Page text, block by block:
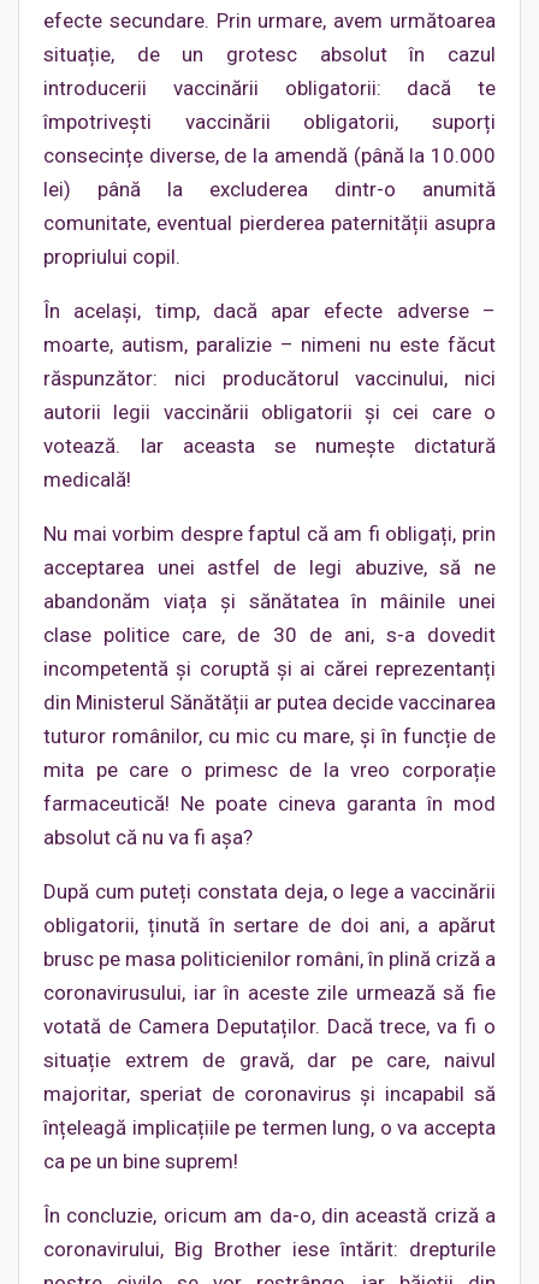
efecte secundare. Prin urmare, avem următoarea
situație, de un grotesc absolut în cazul
introducerii vaccinării obligatorii: dacă te
împotrivești vaccinării obligatorii, suporți
consecințe diverse, de la amendă (până la 10.000
lei) până la excluderea dintr-o anumită
comunitate, eventual pierderea paternității asupra
propriului copil.
În același, timp, dacă apar efecte adverse –
moarte, autism, paralizie – nimeni nu este făcut
răspunzător: nici producătorul vaccinului, nici
autorii legii vaccinării obligatorii și cei care o
votează. Iar aceasta se numește dictatură
medicală!
Nu mai vorbim despre faptul că am fi obligați, prin
acceptarea unei astfel de legi abuzive, să ne
abandonăm viața și sănătatea în mâinile unei
clase politice care, de 30 de ani, s-a dovedit
incompetentă și coruptă și ai cărei reprezentanți
din Ministerul Sănătății ar putea decide vaccinarea
tuturor românilor, cu mic cu mare, și în funcție de
mita pe care o primesc de la vreo corporație
farmaceutică! Ne poate cineva garanta în mod
absolut că nu va fi așa?
După cum puteți constata deja, o lege a vaccinării
obligatorii, ținută în sertare de doi ani, a apărut
brusc pe masa politicienilor români, în plină criză a
coronavirusului, iar în aceste zile urmează să fie
votată de Camera Deputaților. Dacă trece, va fi o
situație extrem de gravă, dar pe care, naivul
majoritar, speriat de coronavirus și incapabil să
înțeleagă implicațiile pe termen lung, o va accepta
ca pe un bine suprem!
În concluzie, oricum am da-o, din această criză a
coronavirului, Big Brother iese întărit: drepturile